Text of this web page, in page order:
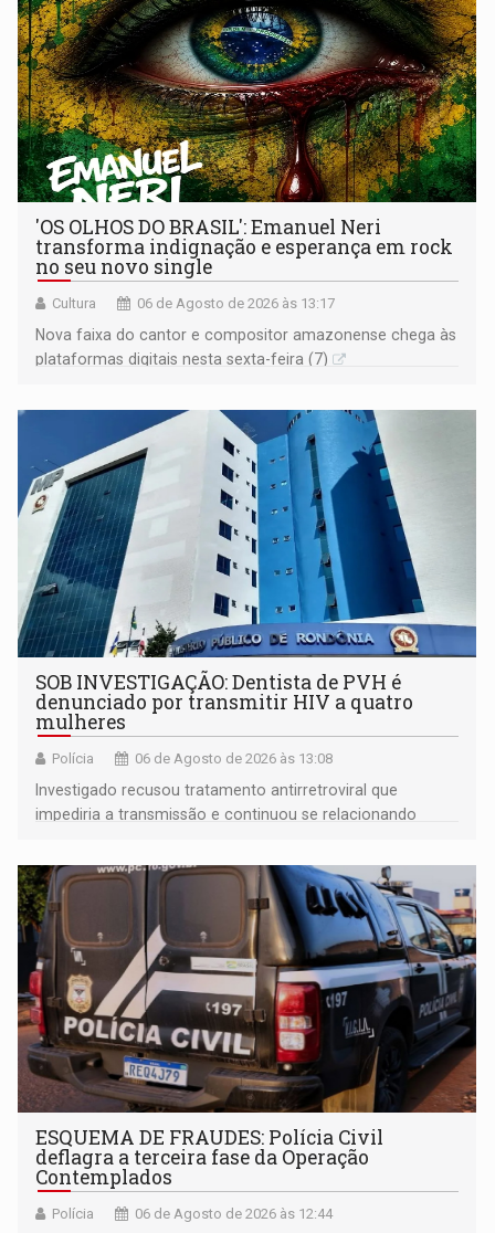
'OS OLHOS DO BRASIL': Emanuel Neri
transforma indignação e esperança em rock
no seu novo single
Cultura 06 de Agosto de 2026 às 13:17
Nova faixa do cantor e compositor amazonense chega às
plataformas digitais nesta sexta-feira (7)
SOB INVESTIGAÇÃO: Dentista de PVH é
denunciado por transmitir HIV a quatro
mulheres
Polícia 06 de Agosto de 2026 às 13:08
Investigado recusou tratamento antirretroviral que
impediria a transmissão e continuou se relacionando
ESQUEMA DE FRAUDES: Polícia Civil
deflagra a terceira fase da Operação
Contemplados
Polícia 06 de Agosto de 2026 às 12:44